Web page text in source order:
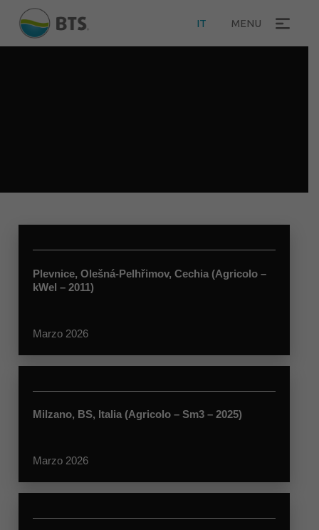
IT MENU
Plevnice, Olešná-Pelhřimov, Cechia (Agricolo –
kWel – 2011)
Marzo 2026
Milzano, BS, Italia (Agricolo – Sm3 – 2025)
Marzo 2026